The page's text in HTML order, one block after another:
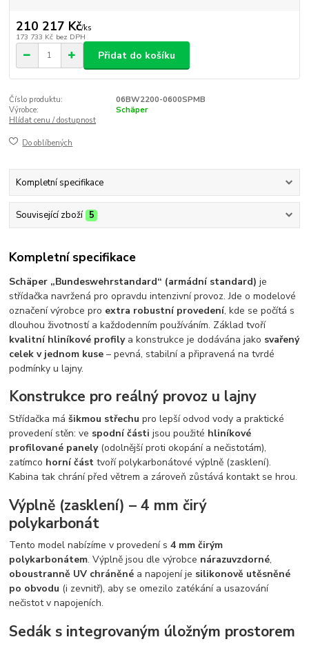
210 217 Kč/ks
173 733 Kč bez DPH
Přidat do košíku
Číslo produktu:
06BW2200-0600SPMB
Výrobce:
Schäper
Hlídat cenu / dostupnost
Do oblíbených
Kompletní specifikace
Související zboží 5
Kompletní specifikace
Schäper „Bundeswehrstandard“ (armádní standard) je
střídačka navržená pro opravdu intenzivní provoz. Jde o modelové
označení výrobce pro extra robustní provedení, kde se počítá s
dlouhou životností a každodenním používáním. Základ tvoří
kvalitní hliníkové profilya konstrukce je dodávána jako svařený
celek v jednom kuse – pevná, stabilní a připravená na tvrdé
podmínky u lajny.
Konstrukce pro reálný provoz u lajny
Střídačka mášikmou střechu pro lepší odvod vody a praktické
provedení stěn: ve spodní části jsou použité hliníkové
profilované panely(odolnější proti okopání a nečistotám),
zatímco horní část tvoří polykarbonátové výplně (zasklení).
Kabina tak chrání před větrem a zároveň zůstává kontakt se hrou.
Výplně (zasklení) – 4 mm čirý
polykarbonát
Tento model nabízíme v provedení s4 mm čirým
polykarbonátem. Výplně jsou dle výrobce nárazuvzdorné,
oboustranně UV chráněné a napojení je silikonově utěsněné
po obvodu (i zevnitř), aby se omezilo zatékání a usazování
nečistot v napojeních.
Sedák s integrovaným úložným prostorem